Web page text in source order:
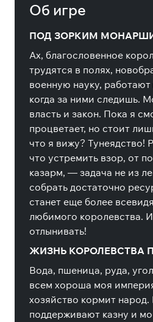
Об игре
ПОД ЗОРКИМ
Ах, благословенное
трудятся в полях,
военную науку,
когда за ними следишь.
власть и закон. Пока я
процветает, но стоит
что я вижу? Тунеядство!
что устремить взор, от
казарм, — задача не из
собрать достаточно
станет еще более
любимого королевства.
отлынивать!
ЖИЗНЬ КОРОЛЕВСТВА
Вода, пшеница, руда,
всем хороша моя
хозяйство кормит
поддерживают казну и